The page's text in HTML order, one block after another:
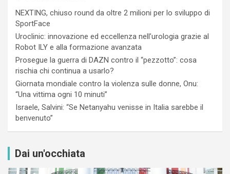
NEXTING, chiuso round da oltre 2 milioni per lo sviluppo di
SportFace
Uroclinic: innovazione ed eccellenza nell’urologia grazie al
Robot ILY e alla formazione avanzata
Prosegue la guerra di DAZN contro il “pezzotto”: cosa
rischia chi continua a usarlo?
Giornata mondiale contro la violenza sulle donne, Onu:
“Una vittima ogni 10 minuti”
Israele, Salvini: “Se Netanyahu venisse in Italia sarebbe il
benvenuto”
Dai un'occhiata